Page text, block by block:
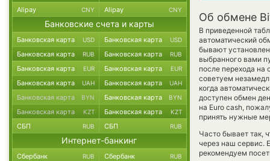
Об обмене
В приведенной
автоматический
бывают
выбранного вами
после перехода
советуем
когда
доступен обмен
на Euro cash,
принять нужные
Часто бывает так,
через наш сервис.
рекомендуем
Alipay CNY Alipay CNY
Банковские счета и карты
Банковская карта USD Банковская карта USD
Банковская карта RUB Банковская карта RUB
Банковская карта EUR Банковская карта EUR
Банковская карта UAH Банковская карта UAH
Банковская карта BYN Банковская карта BYN
Банковская карта KZT Банковская карта KZT
СБП RUB СБП RUB
Интернет-банкинг
Сбербанк RUB Сбербанк RUB